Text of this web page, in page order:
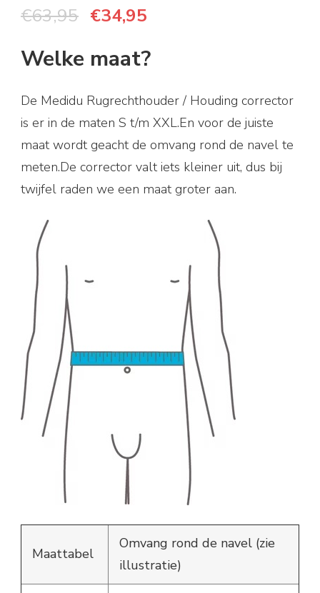
€63,95 Oorspronkelijke
was:
€34,95
Welke maat?
De Medidu Rugrechthouder / Houding corrector
is er in de maten S t/m XXL.En voor de juiste
maat wordt geacht de omvang rond de navel te
meten.De corrector valt iets kleiner uit, dus bij
twijfel raden we een maat groter aan.
Maattabel
Omvang rond de navel (zie
illustratie)